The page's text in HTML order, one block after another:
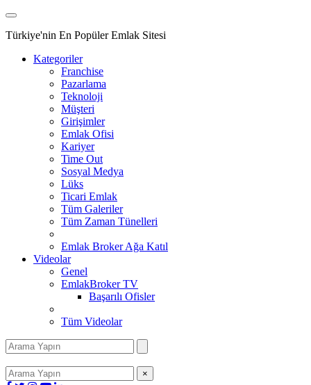
Türkiye'nin En Popüler Emlak Sitesi
Kategoriler
Franchise
Pazarlama
Teknoloji
Müşteri
Girişimler
Emlak Ofisi
Kariyer
Time Out
Sosyal Medya
Lüks
Ticari Emlak
Tüm Galeriler
Tüm Zaman Tünelleri
Emlak Broker Ağa Katıl
Videolar
Genel
EmlakBroker TV
Başarılı Ofisler
Tüm Videolar
×